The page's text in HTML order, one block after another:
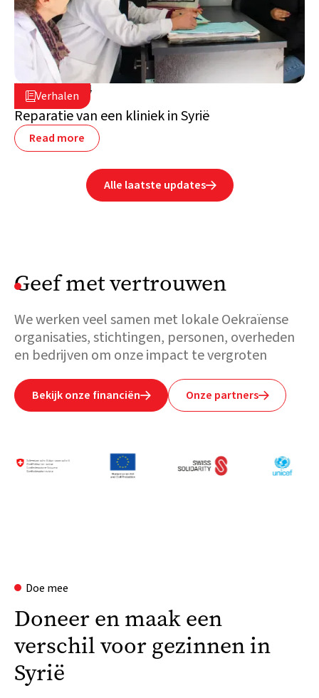
Verhalen
16 april 2024
Syrië
Reparatie van een kliniek in Syrië
Read more
Alle laatste updates
Geef met vertrouwen
We werken veel samen met lokale Oekraïense
organisaties, stichtingen, personen, overheden
en bedrijven om onze impact te vergroten
Bekijk onze financiën Onze partners
Doe mee
Doneer en maak een
verschil voor gezinnen in
Syrië